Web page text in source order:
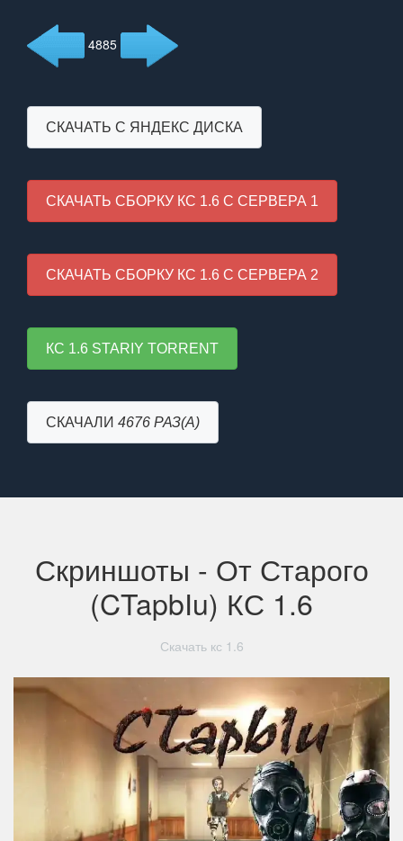
4885
СКАЧАТЬ С ЯНДЕКС ДИСКА
СКАЧАТЬ СБОРКУ КС 1.6 С СЕРВЕРА 1
СКАЧАТЬ СБОРКУ КС 1.6 С СЕРВЕРА 2
КС 1.6 STARIY TORRENT
СКАЧАЛИ 4676 РАЗ(А)
Скриншоты - От Старого
(CTapbIu) КС 1.6
Скачать кс 1.6